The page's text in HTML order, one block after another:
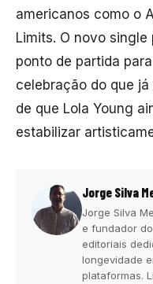
americanos como o
Limits. O novo
ponto de partida
celebração do que
de que Lola Young
estabilizar
Jorge Silva
Jorge Silva
e fundador
editoriais
longevidade
plataformas.